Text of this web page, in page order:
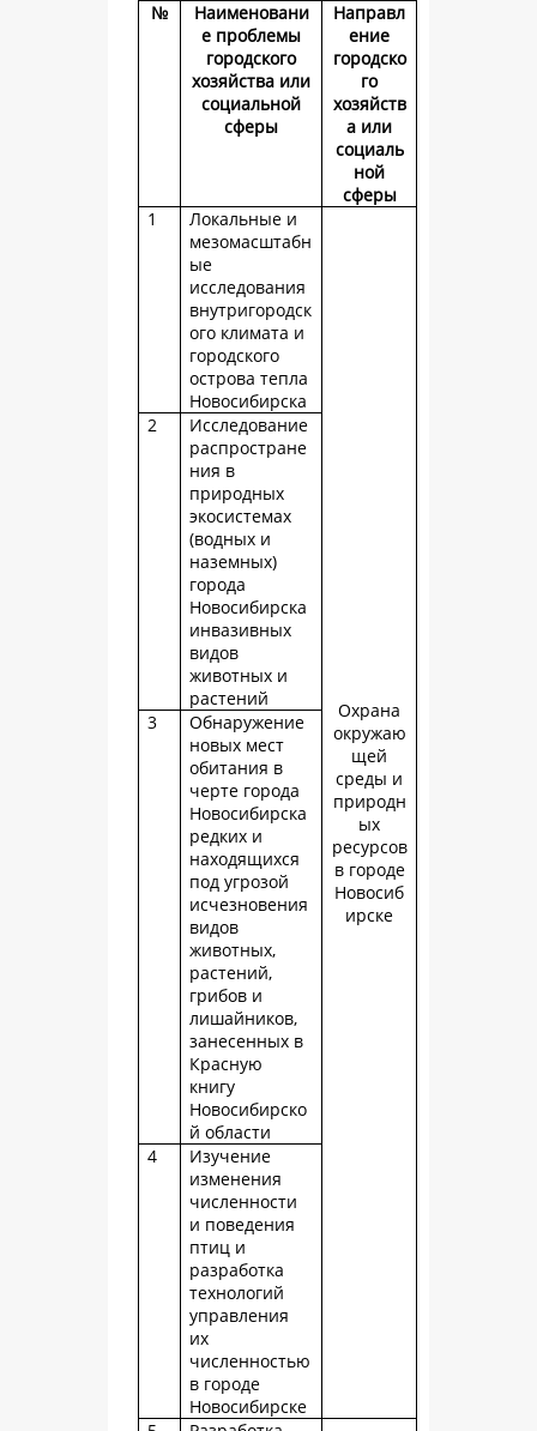
№
Наименовани
е проблемы
городского
хозяйства или
социальной
сферы
Направл
ение
городско
го
хозяйств
а или
социаль
ной
сферы
1
Локальные и
мезомасштабн
ые
исследования
внутригородск
ого климата и
городского
острова тепла
Новосибирска
Охрана
окружаю
щей
среды и
природн
ых
ресурсов
в городе
Новосиб
ирске
2
Исследование
распростране
ния в
природных
экосистемах
(водных и
наземных)
города
Новосибирска
инвазивных
видов
животных и
растений
3
Обнаружение
новых мест
обитания в
черте города
Новосибирска
редких и
находящихся
под угрозой
исчезновения
видов
животных,
растений,
грибов и
лишайников,
занесенных в
Красную
книгу
Новосибирско
й области
4
Изучение
изменения
численности
и поведения
птиц и
разработка
технологий
управления
их
численностью
в городе
Новосибирске